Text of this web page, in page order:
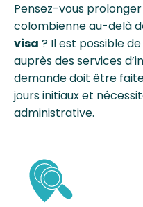
Pensez-vous
colombienne au-delà
visa ? Il est possible
auprès des services
demande doit être
jours initiaux et
administrative.